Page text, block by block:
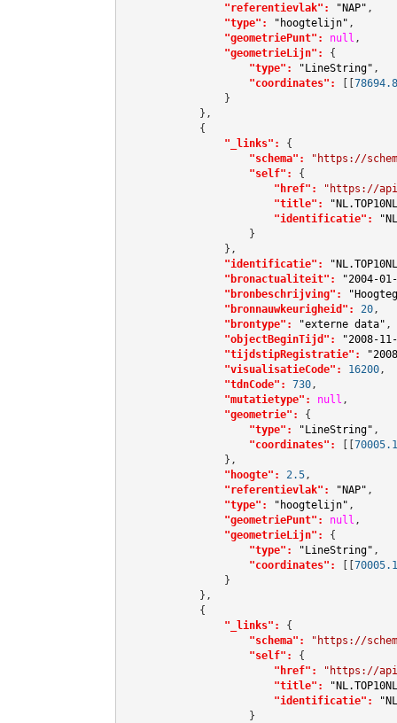
"referentievlak":
"NAP" ,
"type":
"hoogtelijn" ,
"geometriePunt":
null ,
"geometrieLijn":
{
"type":
"LineString" ,
"coordinates":
[[
                }
            },
            {
"_links":
{
"schema":
"https://
"self":
{
"href":
"https://
"title":
"identificatie":
                    }
                },
"identificatie":
"bronactualiteit":
"2004-
"bronbeschrijving":
"bronnauwkeurigheid":
20,
"brontype":
"externe data" ,
"objectBeginTijd":
"2008-
"tijdstipRegistratie":
"visualisatieCode":
16200,
"tdnCode":
730,
"mutatietype":
null ,
"geometrie":
{
"type":
"LineString" ,
"coordinates":
[[
                },
"hoogte":
2.5,
"referentievlak":
"NAP" ,
"type":
"hoogtelijn" ,
"geometriePunt":
null ,
"geometrieLijn":
{
"type":
"LineString" ,
"coordinates":
[[
                }
            },
            {
"_links":
{
"schema":
"https://
"self":
{
"href":
"https://
"title":
"identificatie":
                    }